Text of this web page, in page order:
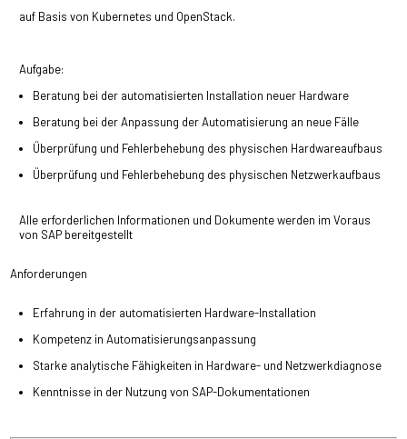
auf Basis von Kubernetes und OpenStack.
Aufgabe:
Beratung bei der automatisierten Installation neuer Hardware
Beratung bei der Anpassung der Automatisierung an neue Fälle
Überprüfung und Fehlerbehebung des physischen Hardwareaufbaus
Überprüfung und Fehlerbehebung des physischen Netzwerkaufbaus
Alle erforderlichen Informationen und Dokumente werden im Voraus
von SAP bereitgestellt
Anforderungen
Erfahrung in der automatisierten Hardware-Installation
Kompetenz in Automatisierungsanpassung
Starke analytische Fähigkeiten in Hardware- und Netzwerkdiagnose
Kenntnisse in der Nutzung von SAP-Dokumentationen